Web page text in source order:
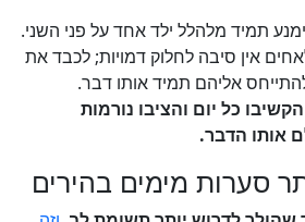
תמיד מלהלל ילד אחד על פני השני.
אין סיבה לחלוק דמויות; לכבד את
אליהם תמיד אותו דבר.
כל יום והציבו נורמות
אותו הדבר.
סערות מימים בהירים